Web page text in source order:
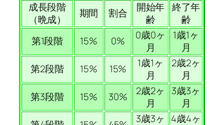
成長段階
（晩成）
期間 割合
開始年
齢
終了年
齢
第1段階
15% 0%
0歳0ヶ
月
1歳1ヶ
月
第2段階
15% 15%
1歳1ヶ
月
2歳2ヶ
月
第3段階
15% 30%
2歳2ヶ
月
3歳3ヶ
月
3歳3ヶ
4歳4ヶ